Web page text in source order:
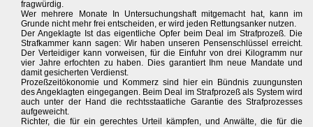
fragwürdig.
Wer mehrere Monate In Untersuchungshaft mitgemacht hat, kann im
Grunde nicht mehr frei entscheiden, er wird jeden Rettungsanker nutzen.
Der Angeklagte Ist das eigentliche Opfer beim Deal im Strafprozeß. Die
Strafkammer kann sagen: Wir haben unseren Pensenschlüssel erreicht.
Der Verteidiger kann vorweisen, für die Einfuhr von drei Kilogramm nur
vier Jahre erfochten zu haben. Dies garantiert Ihm neue Mandate und
damit gesicherten Verdienst.
Prozeßzeitökonomie und Kommerz sind hier ein Bündnis zuungunsten
des Angeklagten eingegangen. Beim Deal im Strafprozeß als System wird
auch unter der Hand die rechtsstaatliche Garantie des Strafprozesses
aufgeweicht.
Richter, die für ein gerechtes Urteil kämpfen, und Anwälte, die für die